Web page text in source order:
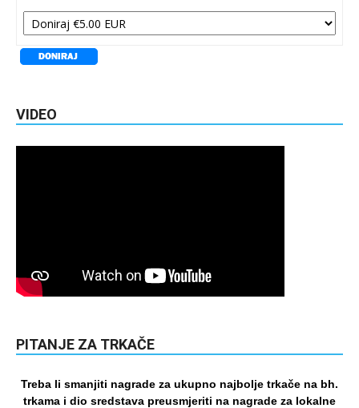
VIDEO
PITANJE ZA TRKAČE
Treba li smanjiti nagrade za ukupno najbolje trkače na bh.
trkama i dio sredstava preusmjeriti na nagrade za lokalne